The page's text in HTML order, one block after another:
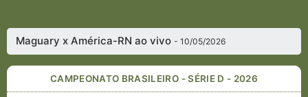
Maguary x América-RN ao vivo- 10/05/2026
CAMPEONATO BRASILEIRO - SÉRIE D - 2026